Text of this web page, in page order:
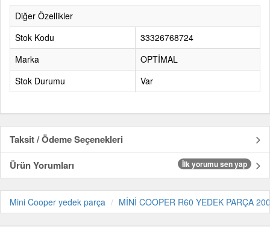
Diğer Özellikler
Stok Kodu
33326768724
Marka
OPTİMAL
Stok Durumu
Var
Taksit / Ödeme Seçenekleri
Ürün Yorumları
İlk yorumu sen yap
Mini Cooper yedek parça MİNİ COOPER R60 YEDEK PARÇA